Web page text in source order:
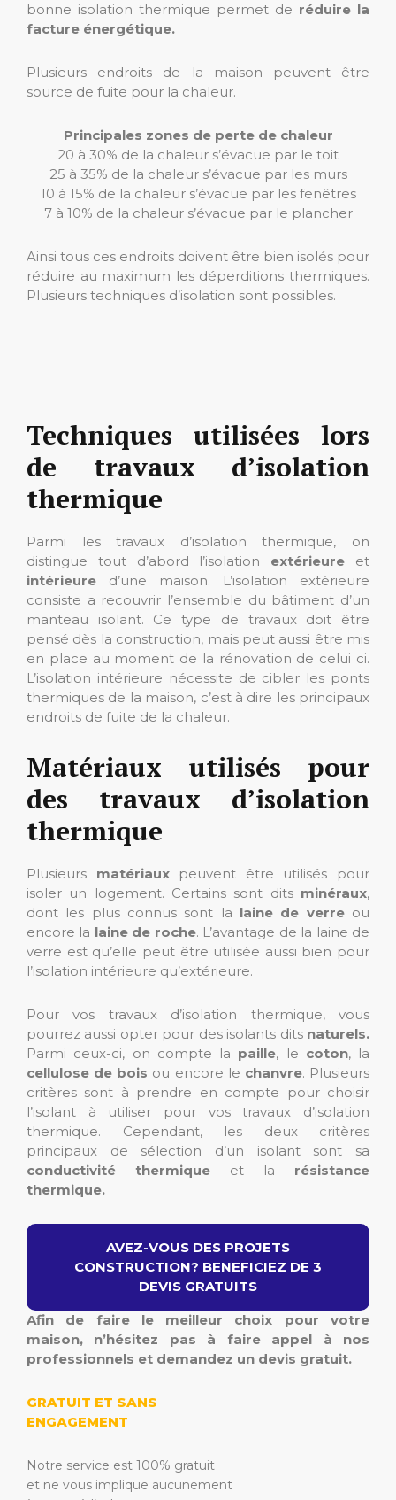
bonne isolation thermique permet de réduire la
facture énergétique.
Plusieurs endroits de la maison peuvent être
source de fuite pour la chaleur.
Principales zones de perte de chaleur
20 à 30% de la chaleur s’évacue par le toit
25 à 35% de la chaleur s’évacue par les murs
10 à 15% de la chaleur s’évacue par les fenêtres
7 à 10% de la chaleur s’évacue par le plancher
Ainsi tous ces endroits doivent être bien isolés pour
réduire au maximum les déperditions thermiques.
Plusieurs techniques d’isolation sont possibles.
Techniques utilisées lors
de travaux d’isolation
thermique
Parmi les travaux d’isolation thermique, on
distingue tout d’abord l’isolation extérieure et
intérieure d’une maison. L’isolation extérieure
consiste a recouvrir l’ensemble du bâtiment d’un
manteau isolant. Ce type de travaux doit être
pensé dès la construction, mais peut aussi être mis
en place au moment de la rénovation de celui ci.
L’isolation intérieure nécessite de cibler les ponts
thermiques de la maison, c’est à dire les principaux
endroits de fuite de la chaleur.
Matériaux utilisés pour
des travaux d’isolation
thermique
Plusieurs matériauxpeuvent être utilisés pour
isoler un logement. Certains sont dits minéraux,
dont les plus connus sont la laine de verreou
encore la laine de roche. L’avantage de la laine de
verre est qu’elle peut être utilisée aussi bien pour
l’isolation intérieure qu’extérieure.
Pour vos travaux d’isolation thermique, vous
pourrez aussi opter pour des isolants dits naturels.
Parmi ceux-ci, on compte la paille, le coton, la
cellulose de bois ou encore le chanvre. Plusieurs
critères sont à prendre en compte pour choisir
l’isolant à utiliser pour vos travaux d’isolation
thermique. Cependant, les deux critères
principaux de sélection d’un isolant sont sa
conductivité thermique et la résistance
thermique.
AVEZ-VOUS DES PROJETS
CONSTRUCTION? BENEFICIEZ DE 3
DEVIS GRATUITS
Afin de faire le meilleur choix pour votre
maison, n’hésitez pas à faire appel à nos
professionnels et demandez un devis gratuit.
GRATUIT ET SANS
ENGAGEMENT
Notre service est 100% gratuit
et ne vous implique aucunement